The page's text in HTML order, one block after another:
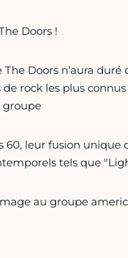
Doors !
The Doors n’aura
rock les plus
groupe
leur fusion unique
tels que
au groupe